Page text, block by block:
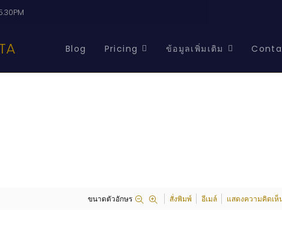
Blog Pricing ข้อมูลเพิ่มเติม
ขนาดตัวอักษร สั่งพิมพ์ อีเมล์ แสดงความคิดเ